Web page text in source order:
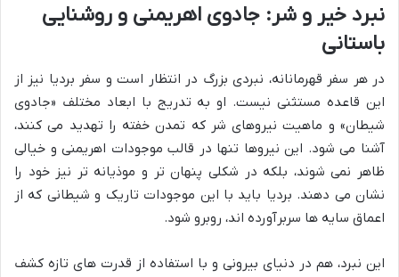
نبرد خیر و شر: جادوی اهریمنی و روشنایی
باستانی
در هر سفر قهرمانانه، نبردی بزرگ در انتظار است و سفر بردیا نیز از
این قاعده مستثنی نیست. او به تدریج با ابعاد مختلف «جادوی
شیطان» و ماهیت نیروهای شر که تمدن خفته را تهدید می کنند،
آشنا می شود. این نیروها تنها در قالب موجودات اهریمنی و خیالی
ظاهر نمی شوند، بلکه در شکلی پنهان تر و موذیانه تر نیز خود را
نشان می دهند. بردیا باید با این موجودات تاریک و شیطانی که از
اعماق سایه ها سربرآورده اند، روبرو شود.
این نبرد، هم در دنیای بیرونی و با استفاده از قدرت های تازه کشف